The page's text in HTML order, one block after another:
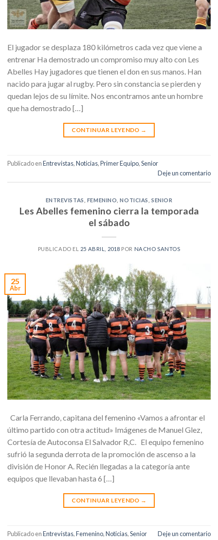
El jugador se desplaza 180 kilómetros cada vez que viene a
entrenar Ha demostrado un compromiso muy alto con Les
Abelles Hay jugadores que tienen el don en sus manos. Han
nacido para jugar al rugby. Pero sin constancia se pierden y
quedan lejos de su límite. Nos encontramos ante un hombre
que ha demostrado […]
CONTINUAR LEYENDO →
Publicado enEntrevistas,Noticias,Primer Equipo,Senior
Deje un comentario
ENTREVISTAS FEMENINO ,NOTICIAS ,SENIOR
Les Abelles femenino cierra la temporada
el sábado
PUBLICADO EL 25 ABRIL, 2018 POR NACHO SANTOS
25
Abr
Carla Ferrando, capitana del femenino «Vamos a afrontar el
último partido con otra actitud» Imágenes de Manuel Glez,
Cortesía de Autoconsa El Salvador R,C. El equipo femenino
sufrió la segunda derrota de la promoción de ascenso a la
división de Honor A. Recién llegadas a la categoría ante
equipos que llevaban hasta 6 […]
CONTINUAR LEYENDO →
Publicado enEntrevistas,Femenino,Noticias,Senior Deje un comentario